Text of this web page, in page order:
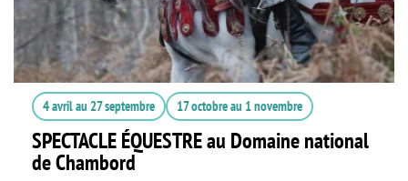
4 avrilau 27 septembre 17 octobreau 1 novembre
SPECTACLE ÉQUESTRE au Domaine national
de Chambord